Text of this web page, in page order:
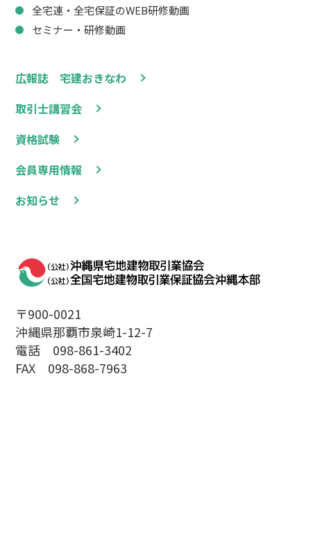
広報誌 宅建おきなわ
取引士講習会
資格試験
会員専用情報
お知らせ
全宅連・全宅保証のWEB研修動画
セミナー・研修動画
〒900-0021
沖縄県那覇市泉崎1-12-7
電話 098-861-3402
FAX 098-868-7963